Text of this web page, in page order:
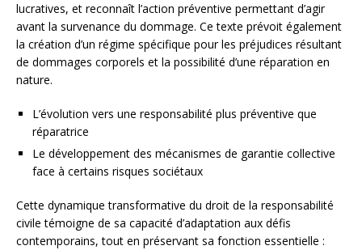
lucratives, et reconnaît l’action préventive permettant d’agir
avant la survenance du dommage. Ce texte prévoit également
la création d’un régime spécifique pour les préjudices résultant
de dommages corporels et la possibilité d’une réparation en
nature.
L’évolution vers une responsabilité plus préventive que
réparatrice
Le développement des mécanismes de garantie collective
face à certains risques sociétaux
Cette dynamique transformative du droit de la responsabilité
civile témoigne de sa capacité d’adaptation aux défis
contemporains, tout en préservant sa fonction essentielle :